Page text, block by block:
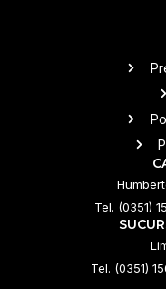
Tel. (0351)
Tel. (0351)